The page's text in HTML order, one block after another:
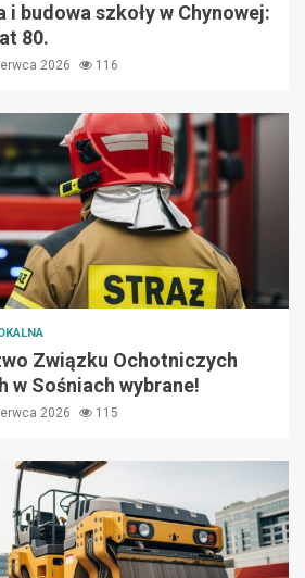
i budowa szkoły w Chynowej:
80.
2026 116
Związku Ochotniczych
w Sośniach wybrane!
2026 115